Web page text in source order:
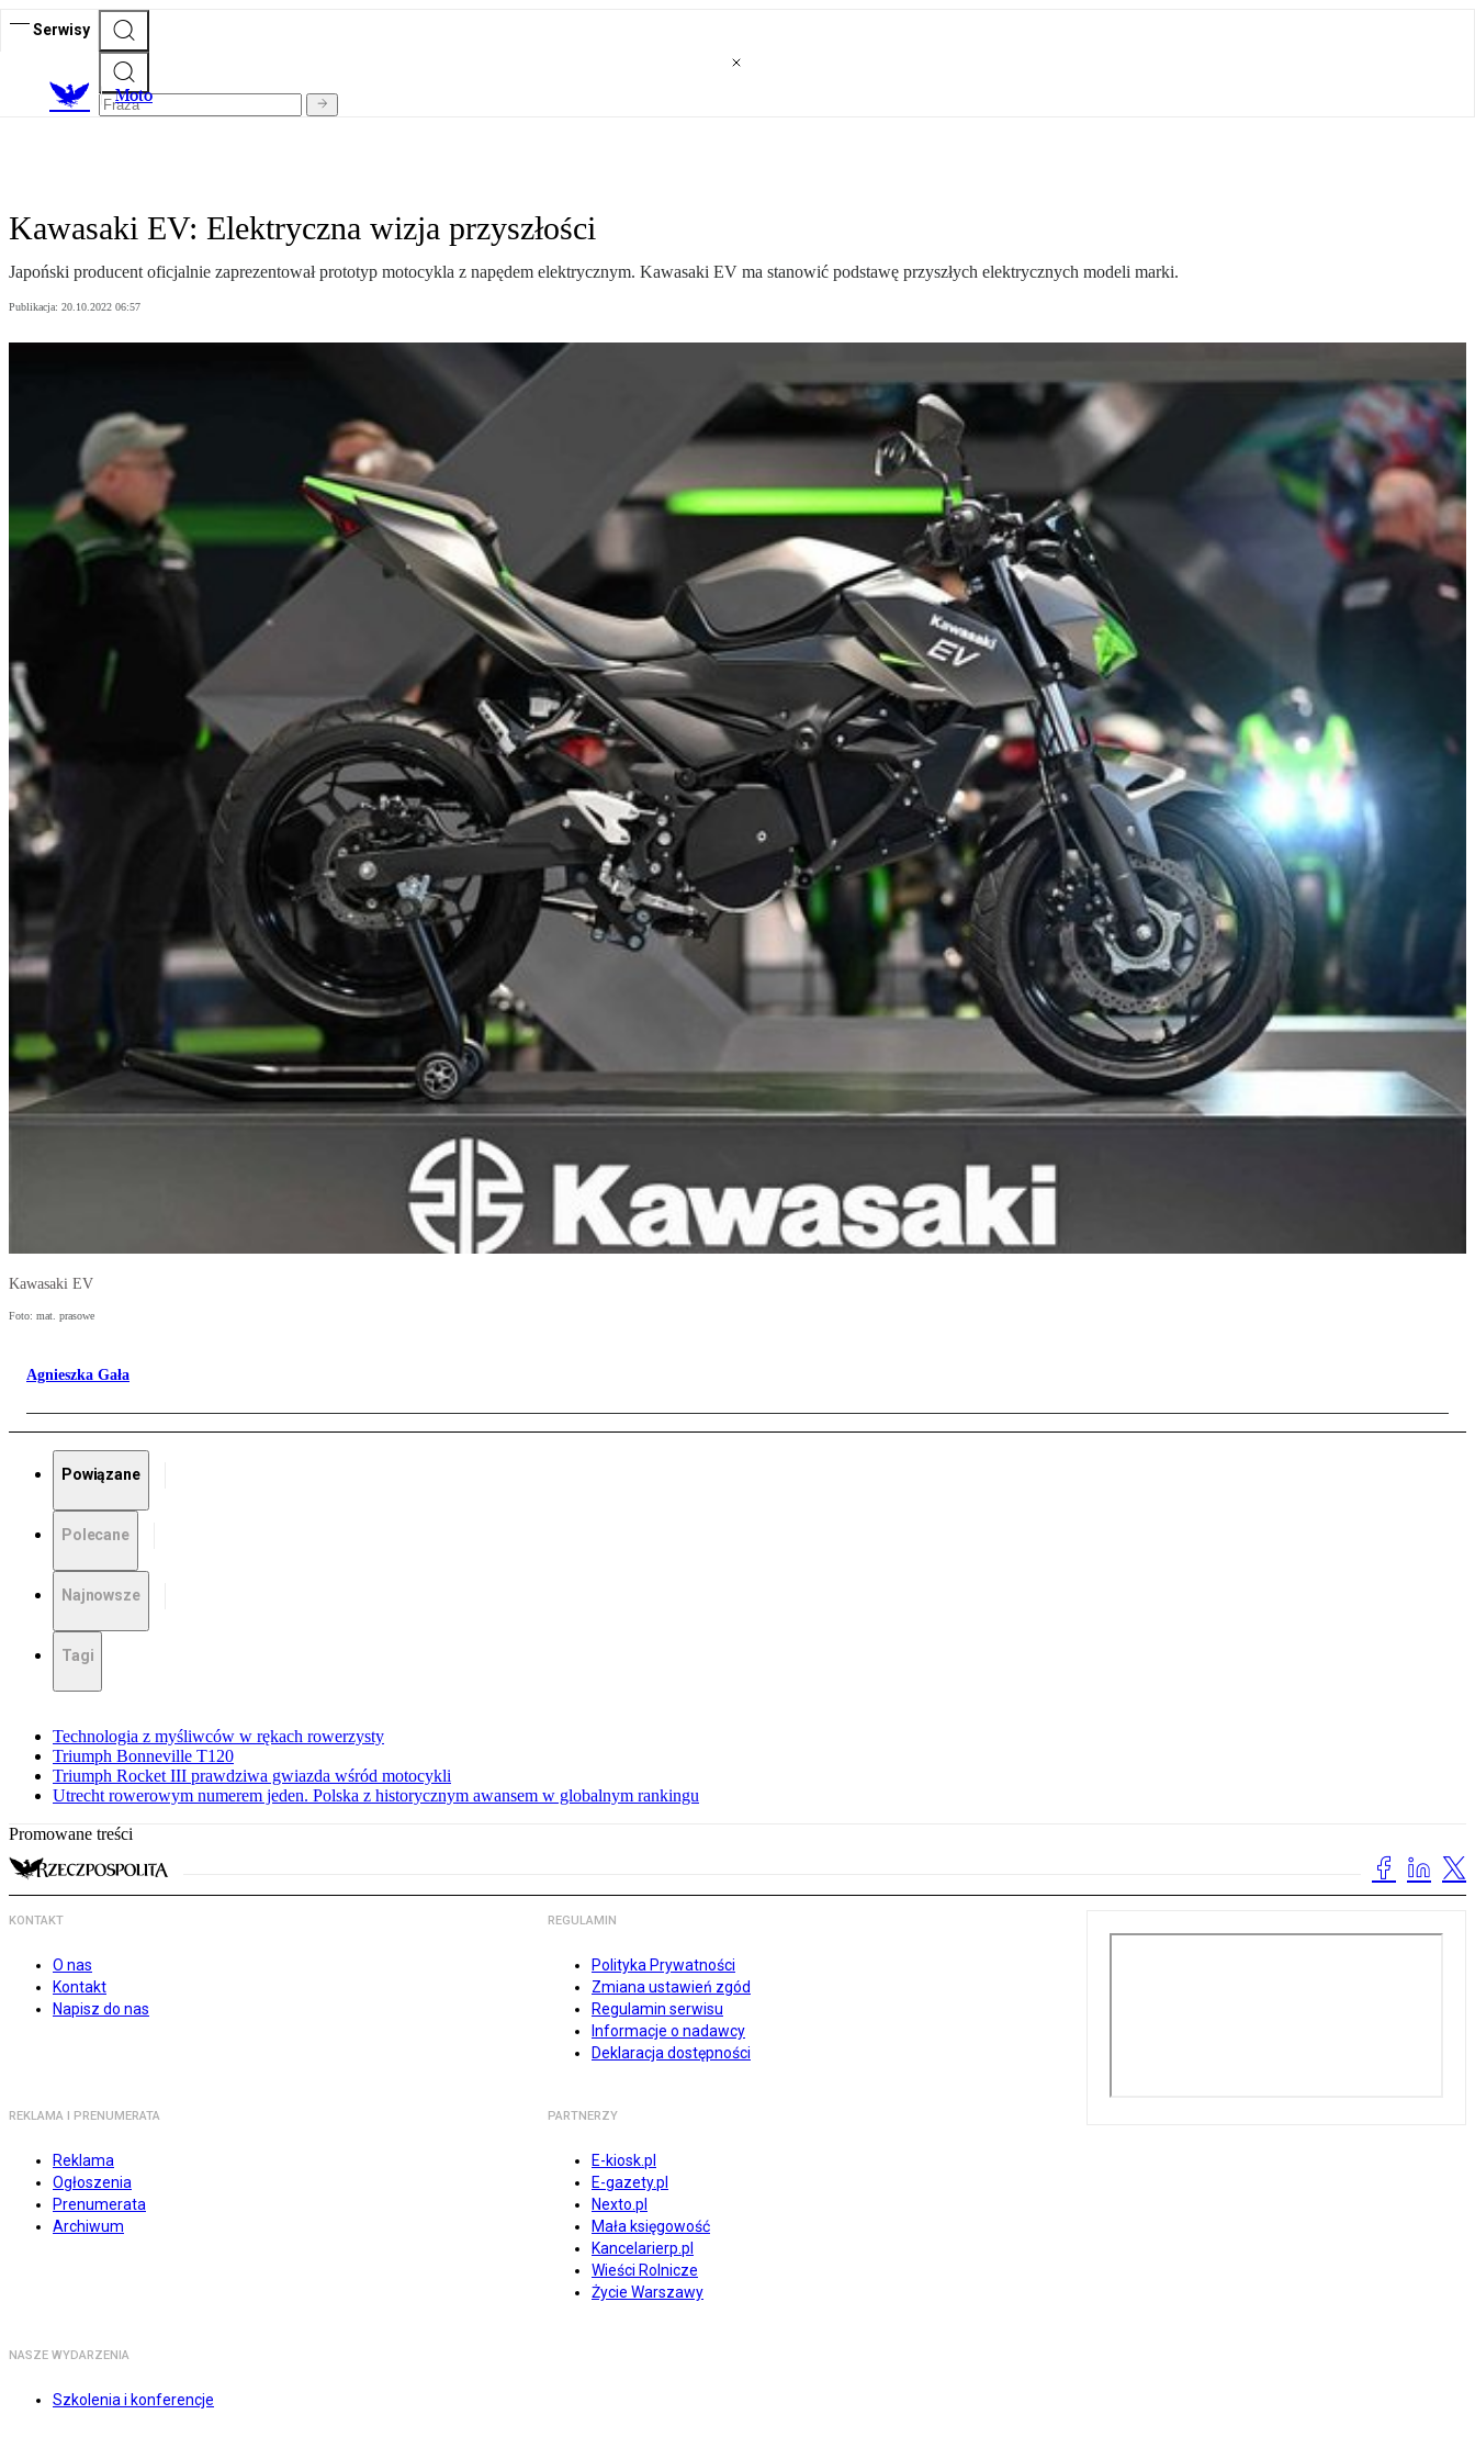
Serwisy
Moto
Kawasaki EV: Elektryczna wizja przyszłości
Japoński producent oficjalnie zaprezentował prototyp motocykla z napędem elektrycznym. Kawasaki EV ma stanowić podstawę przyszłych elektrycznych modeli marki.
Publikacja: 20.10.2022 06:57
Kawasaki EV
Foto: mat. prasowe
Agnieszka Gała
Powiązane
Polecane
Najnowsze
Tagi
Technologia z myśliwców w rękach rowerzysty
Triumph Bonneville T120
Triumph Rocket III prawdziwa gwiazda wśród motocykli
Utrecht rowerowym numerem jeden. Polska z historycznym awansem w globalnym rankingu
Promowane treści
KONTAKT
O nas
Kontakt
Napisz do nas
REGULAMIN
Polityka Prywatności
Zmiana ustawień zgód
Regulamin serwisu
Informacje o nadawcy
Deklaracja dostępności
REKLAMA I PRENUMERATA
Reklama
Ogłoszenia
Prenumerata
Archiwum
PARTNERZY
E-kiosk.pl
E-gazety.pl
Nexto.pl
Mała księgowość
Kancelarierp.pl
Wieści Rolnicze
Życie Warszawy
NASZE WYDARZENIA
Szkolenia i konferencje